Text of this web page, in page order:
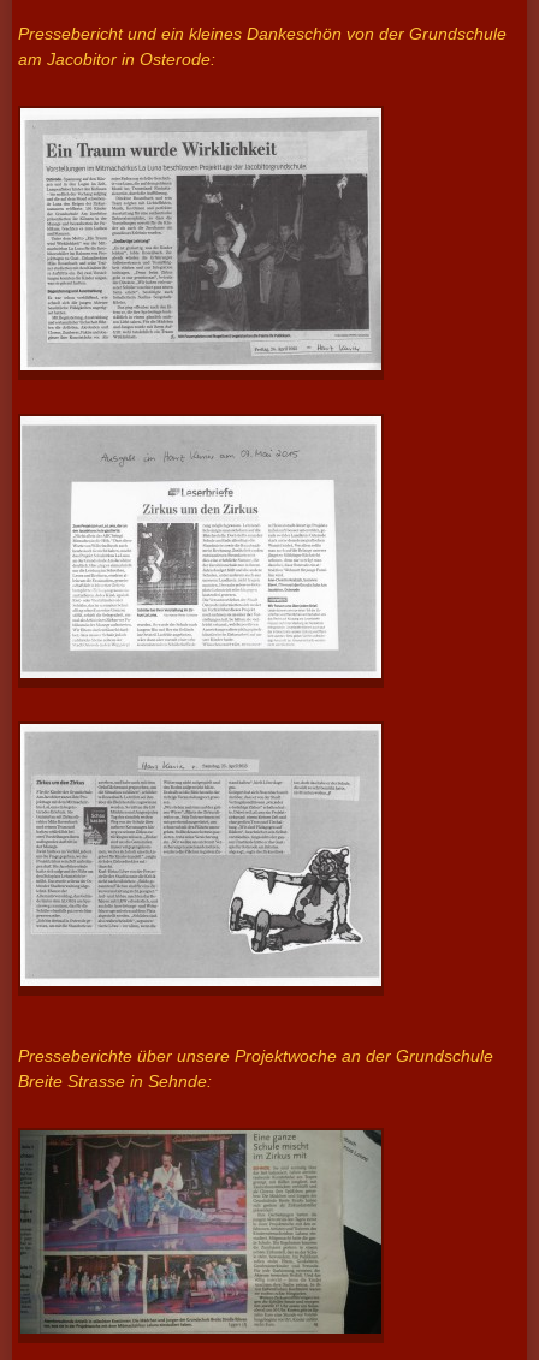
Pressebericht und ein kleines Dankeschön von der Grundschule
am Jacobitor in Osterode:
Presseberichte über unsere Projektwoche an der Grundschule
Breite Strasse in Sehnde: